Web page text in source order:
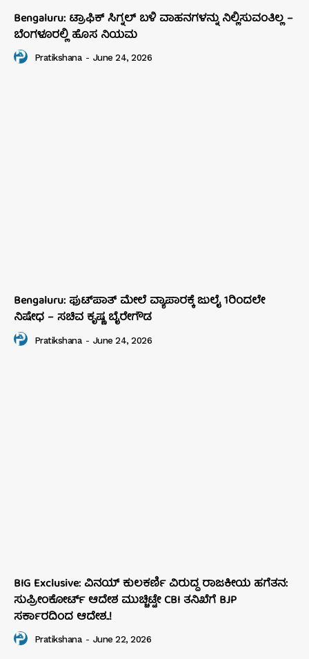
Bengaluru: ಟ್ರಾಫಿಕ್‌ ಸಿಗ್ನಲ್‌ ಬಳಿ ವಾಹನಗಳನ್ನು ನಿಲ್ಲಿಸುವಂತಿಲ್ಲ –
ಬೆಂಗಳೂರಲ್ಲಿ ಹೊಸ ನಿಯಮ
Pratikshana - June 24, 2026
Bengaluru: ಫುಟ್‌ಪಾತ್‌ ಮೇಲೆ ವ್ಯಾಪಾರಕ್ಕೆ ಜುಲೈ 1ರಿಂದಲೇ
ನಿಷೇಧ – ಸಚಿವ ಕೃಷ್ಣ ಬೈರೇಗೌಡ
Pratikshana - June 24, 2026
BIG Exclusive: ವಿನಯ್‌ ಕುಲಕರ್ಣಿ ವಿರುದ್ಧ ರಾಜಕೀಯ ಹಗೆತನ:
ಸುಪ್ರೀಂಕೋರ್ಟ್‌ ಆದೇಶ ಮುಚ್ಚಿಟ್ಟೇ CBI ತನಿಖೆಗೆ BJP
ಸರ್ಕಾರದಿಂದ ಆದೇಶ..!
Pratikshana - June 22, 2026